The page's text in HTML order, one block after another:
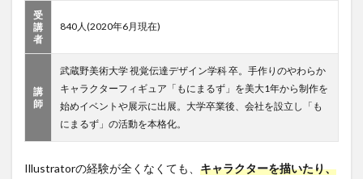
受
講
者
840人(2020年6月現在)
講
師
武蔵野美術大学 視覚伝達デザイン学科 卒。手作りのやわらか
キャラクターフィギュア「もにまるず」を美大1年から制作を
始めイベントや展示に出展。大学卒業後、会社を設立し「も
にまるず」の活動を本格化。
Illustratorの経験が全くなくても、 キャラクターを描いたり、